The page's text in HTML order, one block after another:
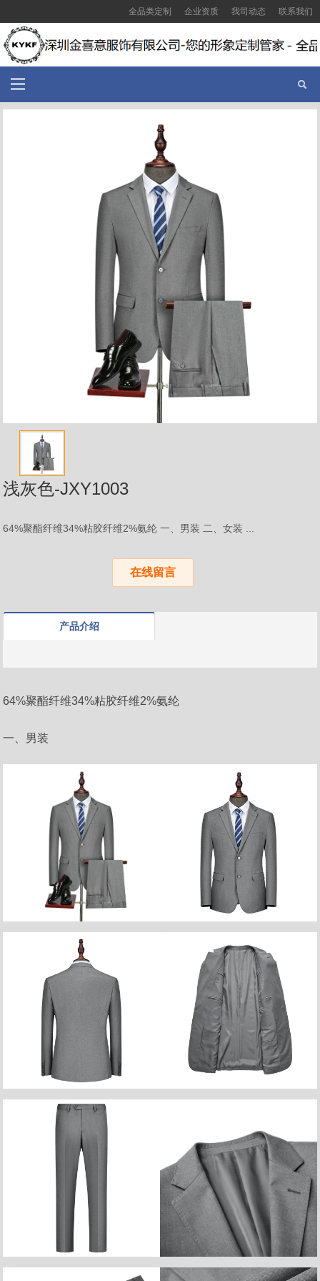
全品类定制 企业资质 我司动态 联系我们
浅灰色-JXY1003
64%聚酯纤维34%粘胶纤维2%氨纶 一、男装 二、女装 ...
在线留言
产品介绍
64%聚酯纤维34%粘胶纤维2%氨纶
一、男装